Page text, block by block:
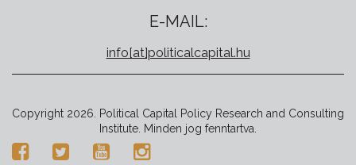
E-MAIL:
info[at]politicalcapital.hu
Copyright 2026. Political Capital Policy Research and Consulting
Institute. Minden jog fenntartva.